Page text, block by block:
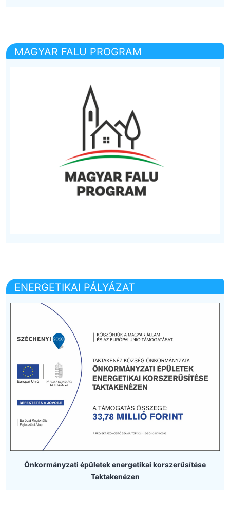
MAGYAR FALU PROGRAM
ENERGETIKAI PÁLYÁZAT
Önkormányzati épületek energetikai korszerűsítése
Taktakenézen